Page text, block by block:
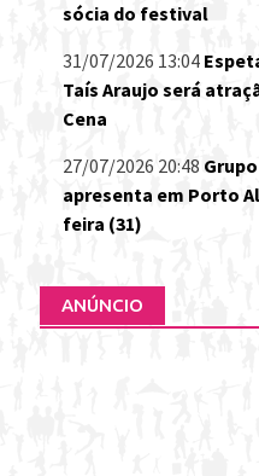
sócia do festival
31/07/2026 13:04
Taís Araujo será
Cena
27/07/2026 20:48
apresenta em Porto
feira (31)
ANÚNCIO